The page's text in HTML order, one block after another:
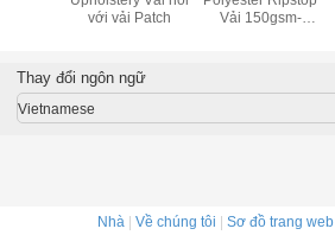
với vải Patch
Vải 150gsm-
Thay đổi ngôn ngữ
Vietnamese
Nhà | Về chúng tôi | Sơ đồ trang web